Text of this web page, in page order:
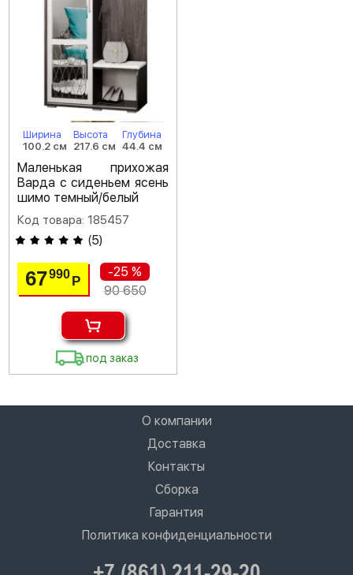
Ширина
100.2 см
Высота
217.6 см
Глубина
44.4 см
Маленькая прихожая
Варда с сиденьем ясень
шимо темный/белый
Код товара: 185457
(5)
67990 Р
-25 %
90 650
под заказ
О компании
Доставка
Контакты
Сборка
Гарантия
Политика конфиденциальности